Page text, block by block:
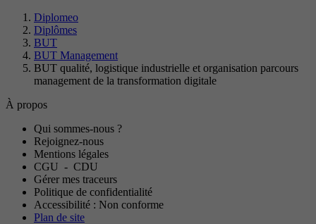
Diplomeo
Diplômes
BUT
BUT Management
BUT qualité, logistique industrielle et organisation parcours
management de la transformation digitale
À propos
Qui sommes-nous ?
Rejoignez-nous
Mentions légales
CGU - CDU
Gérer mes traceurs
Politique de confidentialité
Accessibilité : Non conforme
Plan de site